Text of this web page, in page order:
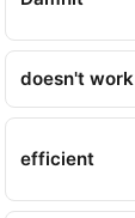
doesn't work
efficient